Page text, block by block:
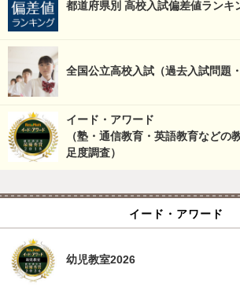
都道府県別 高校入試偏差値ランキ
全国公立高校入試（過去入試問題・
イード・アワード
（塾・通信教育・英語教育などの
足度調査）
イード・アワード
幼児教室2026